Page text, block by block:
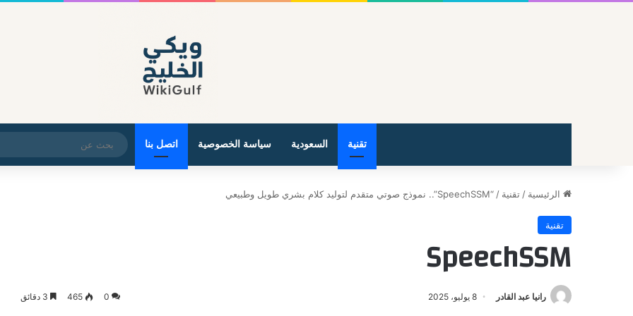
تقنية السعودية سياسة الخصوصية اتصل بنا
الرئيسية / تقنية / “SpeechSSM”.. نموذج صوتي متقدم لتوليد كلام بشري طويل وطبيعي
تقنية
SpeechSSM
رانيا عبد القادر 8 يوليو، 2025 0
465